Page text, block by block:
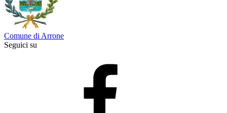
Comune di Arrone
Seguici su